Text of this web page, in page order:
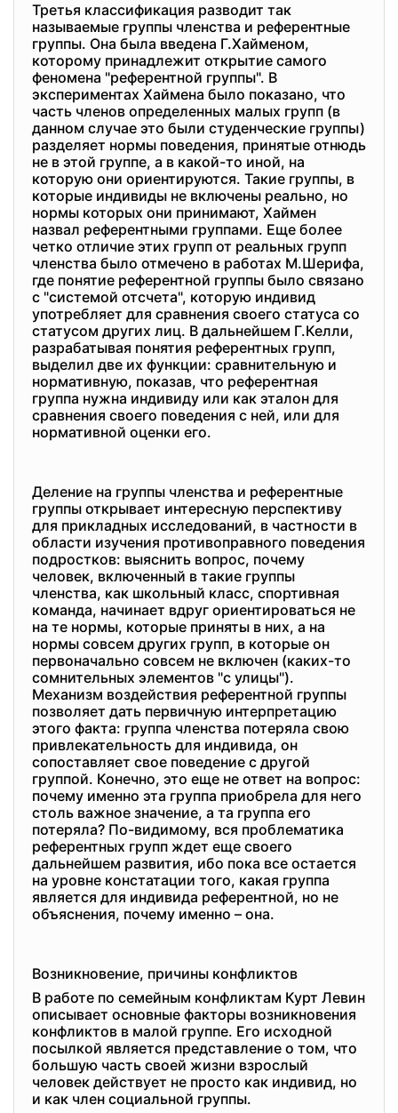
Третья классификация разводит так
называемые группы членства и референтные
группы. Она была введена Г.Хайменом,
которому принадлежит открытие самого
феномена "референтной группы". В
экспериментах Хаймена было показано, что
часть членов определенных малых групп (в
данном случае это были студенческие группы)
разделяет нормы поведения, принятые отнюдь
не в этой группе, а в какой-то иной, на
которую они ориентируются. Такие группы, в
которые индивиды не включены реально, но
нормы которых они принимают, Хаймен
назвал референтными группами. Еще более
четко отличие этих групп от реальных групп
членства было отмечено в работах М.Шерифа,
где понятие референтной группы было связано
с "системой отсчета", которую индивид
употребляет для сравнения своего статуса со
статусом других лиц. В дальнейшем Г.Келли,
разрабатывая понятия референтных групп,
выделил две их функции: сравнительную и
нормативную, показав, что референтная
группа нужна индивиду или как эталон для
сравнения своего поведения с ней, или для
нормативной оценки его.
Деление на группы членства и референтные
группы открывает интересную перспективу
для прикладных исследований, в частности в
области изучения противоправного поведения
подростков: выяснить вопрос, почему
человек, включенный в такие группы
членства, как школьный класс, спортивная
команда, начинает вдруг ориентироваться не
на те нормы, которые приняты в них, а на
нормы совсем других групп, в которые он
первоначально совсем не включен (каких-то
сомнительных элементов "с улицы").
Механизм воздействия референтной группы
позволяет дать первичную интерпретацию
этого факта: группа членства потеряла свою
привлекательность для индивида, он
сопоставляет свое поведение с другой
группой. Конечно, это еще не ответ на вопрос:
почему именно эта группа приобрела для него
столь важное значение, а та группа его
потеряла? По-видимому, вся проблематика
референтных групп ждет еще своего
дальнейшем развития, ибо пока все остается
на уровне констатации того, какая группа
является для индивида референтной, но не
объяснения, почему именно – она.
Возникновение, причины конфликтов
В работе по семейным конфликтам Курт Левин
описывает основные факторы возникновения
конфликтов в малой группе. Его исходной
посылкой является представление о том, что
большую часть своей жизни взрослый
человек действует не просто как индивид, но
и как член социальной группы.